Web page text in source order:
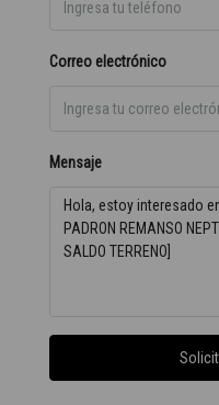
Correo electrónico
Mensaje